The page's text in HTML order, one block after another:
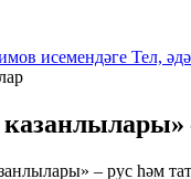
исемендәге Тел,